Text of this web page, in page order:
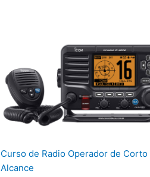
Curso de Radio Operador de Corto
Alcance